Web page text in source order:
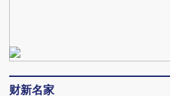
财新名家